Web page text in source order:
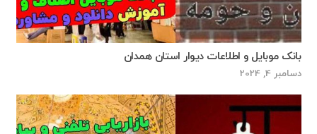
بانک موبایل و اطلاعات دیوار استان همدان
دسامبر 4, 2024